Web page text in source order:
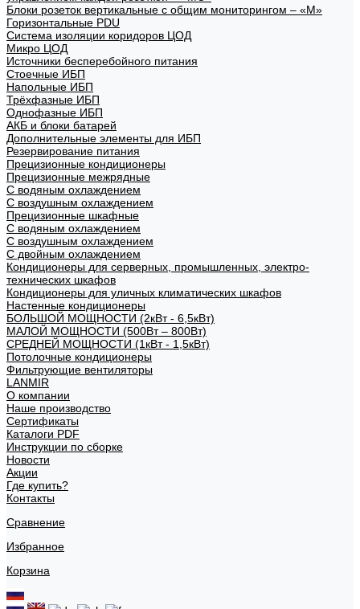
Блоки розеток вертикальные с общим мониторингом – «М»
Горизонтальные PDU
Система изоляции коридоров ЦОД
Микро ЦОД
Источники бесперебойного питания
Стоечные ИБП
Напольные ИБП
Трёхфазные ИБП
Однофазные ИБП
АКБ и блоки батарей
Дополнительные элементы для ИБП
Резервирование питания
Прецизионные кондиционеры
Прецизионные межрядные
С водяным охлаждением
С воздушным охлаждением
Прецизионные шкафные
С водяным охлаждением
С воздушным охлаждением
С двойным охлаждением
Кондиционеры для серверных, промышленных, электро-
технических шкафов
Кондиционеры для уличных климатических шкафов
Настенные кондиционеры
БОЛЬШОЙ МОЩНОСТИ (2кВт - 6,5кВт)
МАЛОЙ МОЩНОСТИ (500Вт – 800Вт)
СРЕДНЕЙ МОЩНОСТИ (1кВт - 1,5кВт)
Потолочные кондиционеры
Фильтрующие вентиляторы
LANMIR
О компании
Наше производство
Сертификаты
Каталоги PDF
Инструкции по сборке
Новости
Акции
Где купить?
Контакты
Сравнение
Избранное
Корзина